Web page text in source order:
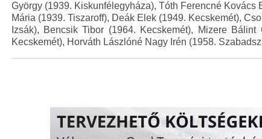
György (1939. Kiskunfélegyháza), Tóth Ferencné
Mária (1939. Tiszaroff), Deák Elek (1949. Kecskemét),
Izsák), Bencsik Tibor (1964. Kecskemét), Mizere
Kecskemét), Horváth Lászlóné Nagy Irén (1958.